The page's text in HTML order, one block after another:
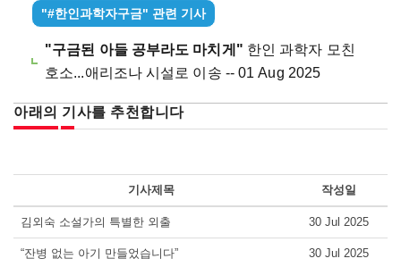
"#한인과학자구금" 관련 기사
"구금된 아들 공부라도 마치게" 한인 과학자 모친
호소...애리조나 시설로 이송 -- 01 Aug 2025
아래의 기사를 추천합니다
기사제목 작성일
김외숙 소설가의 특별한 외출 30 Jul 2025
“잔병 없는 아기 만들었습니다” 30 Jul 2025